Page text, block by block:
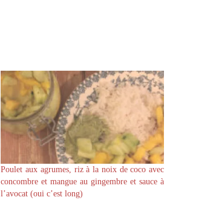
Poulet aux agrumes, riz à la noix de coco avec
concombre et mangue au gingembre et sauce à
l’avocat (oui c’est long)